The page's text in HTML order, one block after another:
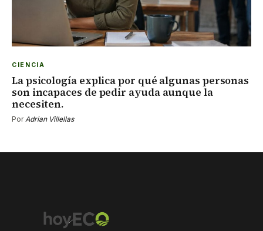
CIENCIA
La psicología explica por qué algunas personas
son incapaces de pedir ayuda aunque la
necesiten.
Por Adrian Villellas